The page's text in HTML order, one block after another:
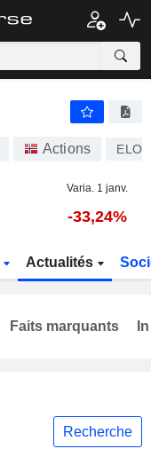
Actions ELO
Varia. 1 janv.
-33,24%
Actualités
Recherche
Faits marquants